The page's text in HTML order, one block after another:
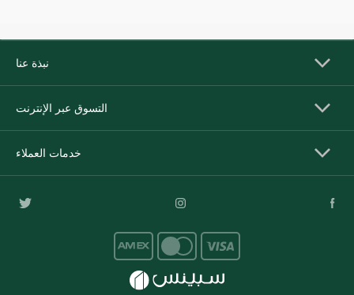
نبذة عنا
التسوق عبر الإنترنت
خدمات العملاء